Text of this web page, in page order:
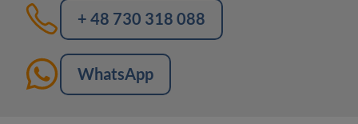
+ 48 730 318 088
WhatsApp